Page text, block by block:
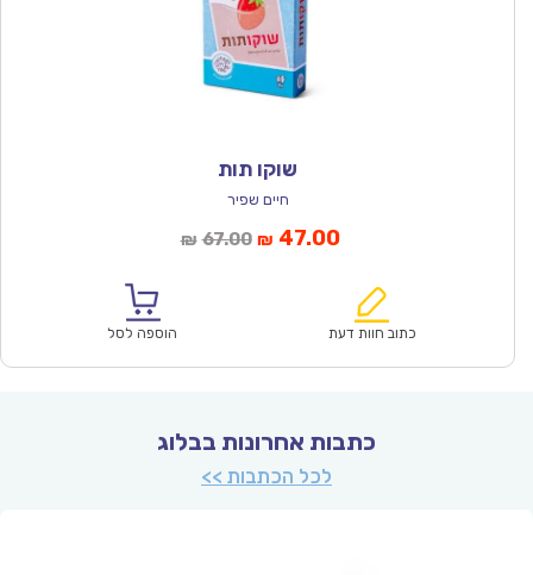
שוקו תות
חיים שפיר
₪ 67.00המחיר
₪67.00.
₪ 47.00המחיר
הוא:
כתוב חוות דעת הוספה לסל
כתבות אחרונות בבלוג
לכל הכתבות >>